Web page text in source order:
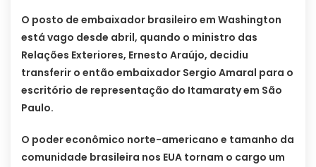
O posto de embaixador brasileiro em Washington
está vago desde abril, quando o ministro das
Relações Exteriores, Ernesto Araújo, decidiu
transferir o então embaixador Sergio Amaral para o
escritório de representação do Itamaraty em São
Paulo.
O poder econômico norte-americano e tamanho da
comunidade brasileira nos EUA tornam o cargo um